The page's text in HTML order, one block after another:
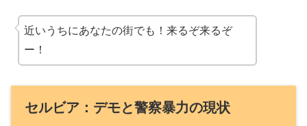
近いうちにあなたの街でも！来るぞ来るぞ
ー！
セルビア：デモと警察暴力の現状